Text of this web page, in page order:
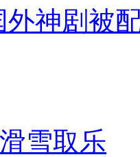
神剧被
雪取乐